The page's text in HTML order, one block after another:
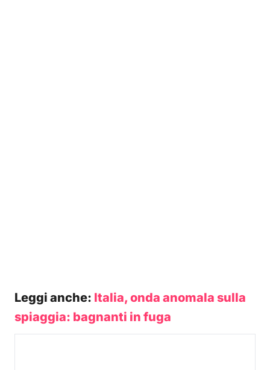
Leggi anche: Italia, onda anomala sulla
spiaggia: bagnanti in fuga